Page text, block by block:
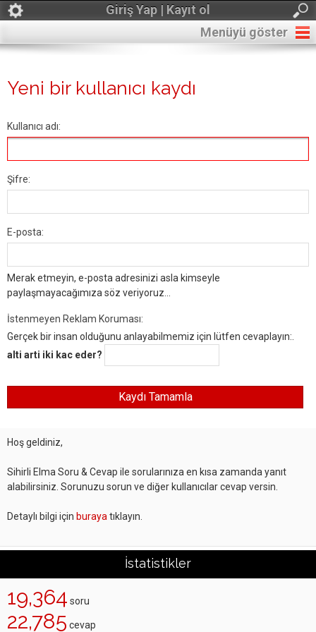
Giriş Yap | Kayıt ol
Menüyü göster
Yeni bir kullanıcı kaydı
Kullanıcı adı:
Şifre:
E-posta:
Merak etmeyin, e-posta adresinizi asla kimseyle
paylaşmayacağımıza söz veriyoruz...
İstenmeyen Reklam Koruması:
Gerçek bir insan olduğunu anlayabilmemiz için lütfen cevaplayın:.
alti arti iki kac eder?
Hoş geldiniz,
Sihirli Elma Soru & Cevap ile sorularınıza en kısa zamanda yanıt
alabilirsiniz. Sorunuzu sorun ve diğer kullanıcılar cevap versin.
Detaylı bilgi için buraya tıklayın.
İstatistikler
19,364 soru
22,785 cevap